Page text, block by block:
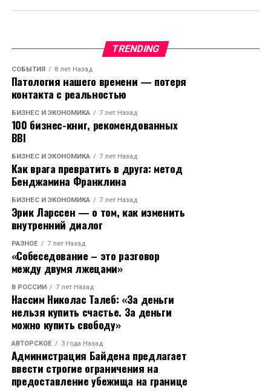
воздушной безопасности, в том числе с
В связи с этим государства Евросоюза должны
представить свои предложения в рамках
национальных планов. Согласно плану
Еврокомиссии, эти документы должны быть
поданы до конца ноября текущего года. После этого
будет сформирована общая дорожная карта
проекта.
Ренье подчеркнул, что инициатива будет полностью
европейской и реализуется в рамках внутренних
рассматриваются различные европейские фонды,
включая программу SAFE (Security and Defence). При
участие третьих стран в проекте не предполагается.
Ранее на фоне сохраняющейся напряжённости в
восточной части Европы стало известно, что
британские истребители будут привлекаться к
усиленной охране воздушного пространства над
укрепления коллективной безопасности в регионе.
RELATED TOPICS:
TRENDING
СОБЫТИЯ 8 лет Назад
Патология нашего времени — потеря
контакта с реальностью
БИЗНЕС И ЭКОНОМИКА 7 лет Назад
100 бизнес-книг, рекомендованных
BBI
БИЗНЕС И ЭКОНОМИКА 7 лет Назад
Как врага превратить в друга: метод
Бенджамина Франклина
БИЗНЕС И ЭКОНОМИКА 7 лет Назад
Эрик Ларссен — о том, как изменить
внутренний диалог
РАЗНОЕ 7 лет Назад
«Cобеседование – это разговор
между двумя лжецами»
В РОССИИ 7 лет Назад
Нассим Николас Талеб: «За деньги
нельзя купить счастье. За деньги
можно купить свободу»
АВТОРСКОЕ 3 года Назад
Администрация Байдена предлагает
ввести строгие ограничения на
предоставление убежища на границе